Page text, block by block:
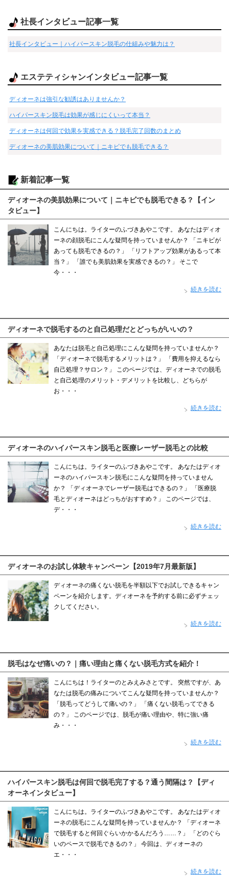
社長インタビュー記事一覧
社長インタビュー｜ハイパースキン脱毛の仕組みや魅力は？
エステティシャンインタビュー記事一覧
ディオーネは強引な勧誘はありませんか？
ハイパースキン脱毛は効果が感じにくいって本当？
ディオーネは何回で効果を実感できる？脱毛完了回数のまとめ
ディオーネの美肌効果について｜ニキビでも脱毛できる？
新着記事一覧
ディオーネの美肌効果について｜ニキビでも脱毛できる？【イン
タビュー】
こんにちは。ライターのふづきあやこです。 あなたはディオ
ーネの顔脱毛にこんな疑問を持っていませんか？ 「ニキビが
あっても脱毛できるの？」 「リフトアップ効果があるって本
当？」 「誰でも美肌効果を実感できるの？」 そこで
今・・・
続きを読む
ディオーネで脱毛するのと自己処理だとどっちがいいの？
あなたは脱毛と自己処理にこんな疑問を持っていませんか？
「ディオーネで脱毛するメリットは？」 「費用を抑えるなら
自己処理？サロン？」 このページでは、ディオーネでの脱毛
と自己処理のメリット・デメリットを比較し、どちらが
お・・・
続きを読む
ディオーネのハイパースキン脱毛と医療レーザー脱毛との比較
こんにちは。ライターのふづきあやこです。 あなたはディオ
ーネのハイパースキン脱毛にこんな疑問を持っていません
か？ 「ディオーネでレーザー脱毛はできるの？」 「医療脱
毛とディオーネはどっちがおすすめ？」 このページでは、
デ・・・
続きを読む
ディオーネのお試し体験キャンペーン【2019年7月最新版】
ディオーネの痛くない脱毛を半額以下でお試しできるキャン
ペーンを紹介します。ディオーネを予約する前に必ずチェッ
クしてください。
続きを読む
脱毛はなぜ痛いの？｜痛い理由と痛くない脱毛方式を紹介！
こんにちは！ライターのとみえみさとです。 突然ですが、あ
なたは脱毛の痛みについてこんな疑問を持っていませんか？
「脱毛ってどうして痛いの？」 「痛くない脱毛ってできる
の？」 このページでは、脱毛が痛い理由や、特に強い痛
み・・・
続きを読む
ハイパースキン脱毛は何回で脱毛完了する？通う間隔は？【ディ
オーネインタビュー】
こんにちは。ライターのふづきあやこです。 あなたはディオ
ーネの脱毛にこんな疑問を持っていませんか？ 「ディオーネ
で脱毛すると何回ぐらいかかるんだろう……？」 「どのぐら
いのペースで脱毛できるの？」 今回は、ディオーネの
エ・・・
続きを読む